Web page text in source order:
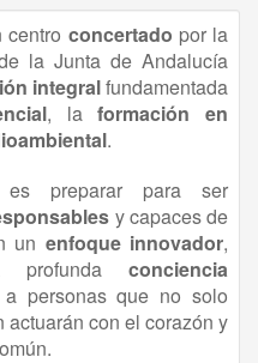
concertado por la
la Junta de Andalucía
integralfundamentada
, laformación en
.
es preparar para ser
y capaces de
un enfoque innovador,
conciencia
a personas que no solo
con el corazón y